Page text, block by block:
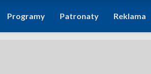
Programy Patronaty Reklama